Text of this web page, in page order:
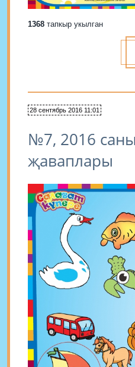
1368 тапкыр укылган
28 сентябрь 2016 11:01
№7, 2016
җаваплары